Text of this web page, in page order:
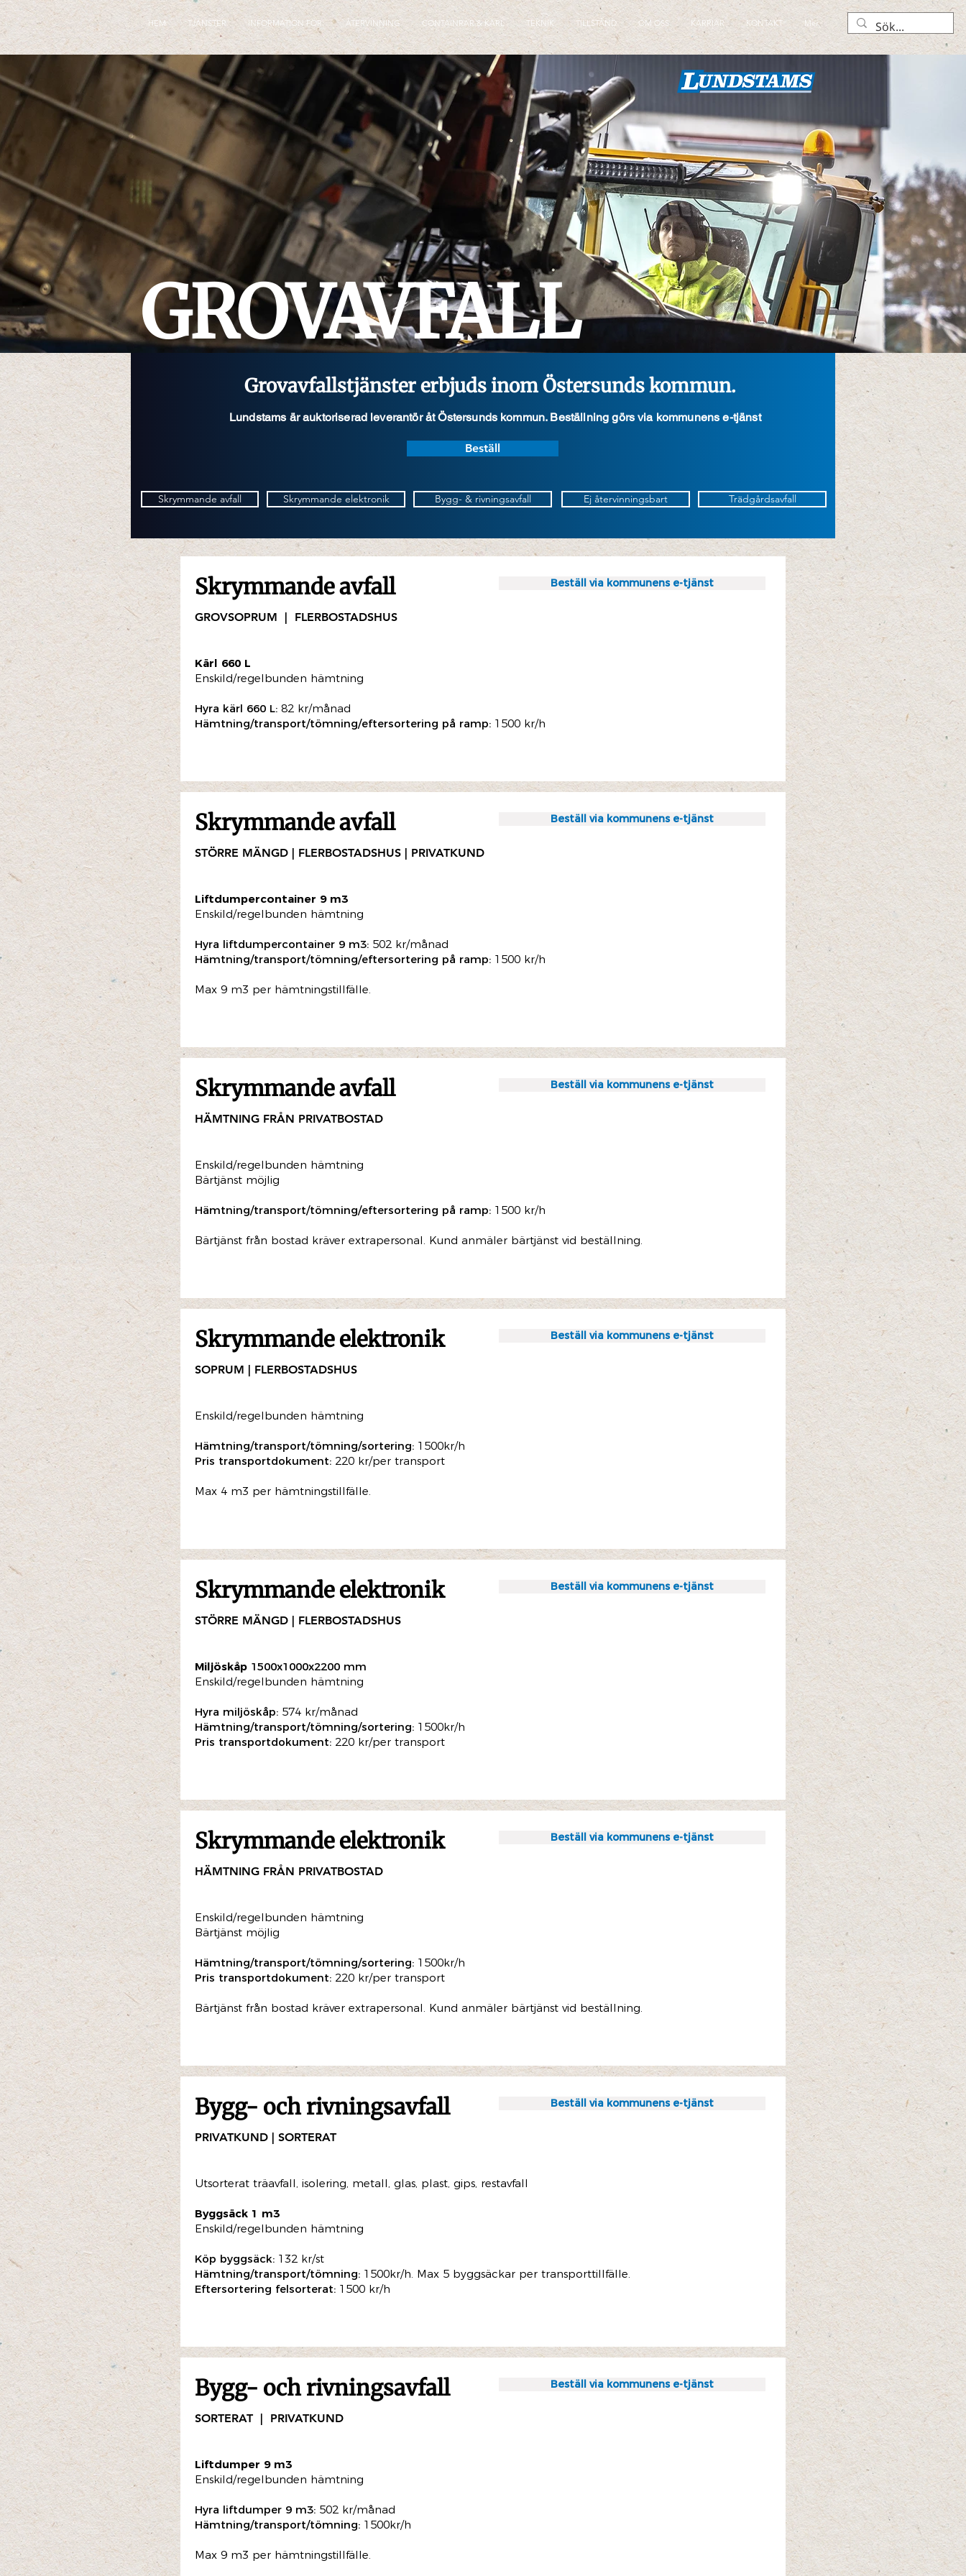
GTM-KX9RJM9H
HEM TJÄNSTER INFORMATION FÖR: ÅTERVINNING CONTAINRAR & KÄRL TEKNIK TILLSTÅND OM OSS KARRIÄR KONTAKT Mer
GROVAVFALL
Grovavfallstjänster erbjuds inom Östersunds kommun.
Lundstams är auktoriserad leverantör åt Östersunds kommun. Beställning görs via kommunens e-tjänst
Beställ
Skrymmande avfall Skrymmande elektronik Bygg- & rivningsavfall Ej återvinningsbart Trädgårdsavfall
Skrymmande avfall Beställ via kommunens e-tjänst
GROVSOPRUM | FLERBOSTADSHUS
Kärl 660 L
Enskild/regelbunden hämtning
Hyra kärl 660 L: 82 kr/månad
Hämtning/transport/tömning/eftersortering på ramp: 1500 kr/h
Skrymmande avfall Beställ via kommunens e-tjänst
STÖRRE MÄNGD | FLERBOSTADSHUS | PRIVATKUND
Liftdumpercontainer 9 m3
Enskild/regelbunden hämtning
Hyra liftdumpercontainer 9 m3: 502 kr/månad
Hämtning/transport/tömning/eftersortering på ramp: 1500 kr/h
Max 9 m3 per hämtningstillfälle.
Skrymmande avfall Beställ via kommunens e-tjänst
HÄMTNING FRÅN PRIVATBOSTAD
Enskild/regelbunden hämtning
Bärtjänst möjlig
Hämtning/transport/tömning/eftersortering på ramp: 1500 kr/h
Bärtjänst från bostad kräver extrapersonal. Kund anmäler bärtjänst vid beställning.
Skrymmande elektronik Beställ via kommunens e-tjänst
SOPRUM | FLERBOSTADSHUS
Enskild/regelbunden hämtning
Hämtning/transport/tömning/sortering: 1500kr/h
Pris transportdokument: 220 kr/per transport
Max 4 m3 per hämtningstillfälle.
Skrymmande elektronik Beställ via kommunens e-tjänst
STÖRRE MÄNGD | FLERBOSTADSHUS
Miljöskåp 1500x1000x2200 mm
Enskild/regelbunden hämtning
Hyra miljöskåp: 574 kr/månad
Hämtning/transport/tömning/sortering: 1500kr/h
Pris transportdokument: 220 kr/per transport
Skrymmande elektronik Beställ via kommunens e-tjänst
HÄMTNING FRÅN PRIVATBOSTAD
Enskild/regelbunden hämtning
Bärtjänst möjlig
Hämtning/transport/tömning/sortering: 1500kr/h
Pris transportdokument: 220 kr/per transport
Bärtjänst från bostad kräver extrapersonal. Kund anmäler bärtjänst vid beställning.
Bygg- och rivningsavfall Beställ via kommunens e-tjänst
PRIVATKUND | SORTERAT
Utsorterat träavfall, isolering, metall, glas, plast, gips, restavfall
Byggsäck 1 m3
Enskild/regelbunden hämtning
Köp byggsäck: 132 kr/st
Hämtning/transport/tömning: 1500kr/h. Max 5 byggsäckar per transporttillfälle.
Eftersortering felsorterat: 1500 kr/h
Bygg- och rivningsavfall Beställ via kommunens e-tjänst
SORTERAT | PRIVATKUND
Liftdumper 9 m3
Enskild/regelbunden hämtning
Hyra liftdumper 9 m3: 502 kr/månad
Hämtning/transport/tömning: 1500kr/h
Max 9 m3 per hämtningstillfälle.